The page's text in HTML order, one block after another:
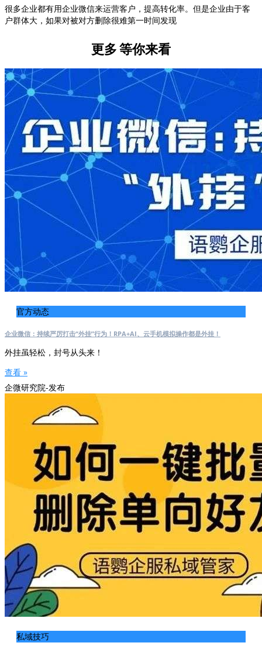
很多企业都有用企业微信来运营客户，提高转化率。但是企业由于客
户群体大，如果对被对方删除很难第一时间发现
更多等你来看
官方动态
企业微信：持续严厉打击“外挂”行为！RPA+AI、云手机模拟操作都是外挂！
外挂虽轻松，封号从头来！
查看 »
企微研究院-发布
私域技巧